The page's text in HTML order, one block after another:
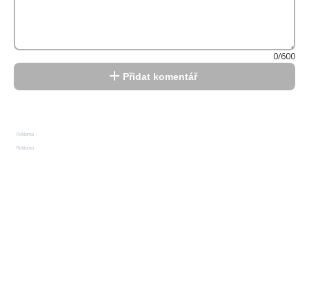
0/600
Přidat komentář
Reklama
Reklama